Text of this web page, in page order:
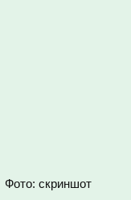
Фото: скриншот